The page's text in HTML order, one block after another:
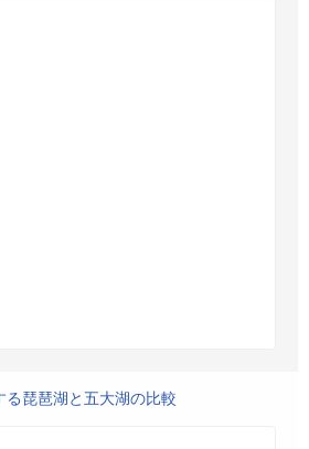
る琵琶湖と五大湖の比較